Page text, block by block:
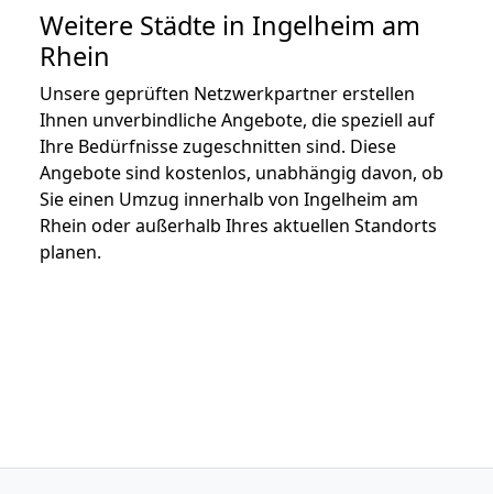
Weitere Städte in Ingelheim am
Rhein
Unsere geprüften Netzwerkpartner erstellen
Ihnen unverbindliche Angebote, die speziell auf
Ihre Bedürfnisse zugeschnitten sind. Diese
Angebote sind kostenlos, unabhängig davon, ob
Sie einen Umzug innerhalb von Ingelheim am
Rhein oder außerhalb Ihres aktuellen Standorts
planen.